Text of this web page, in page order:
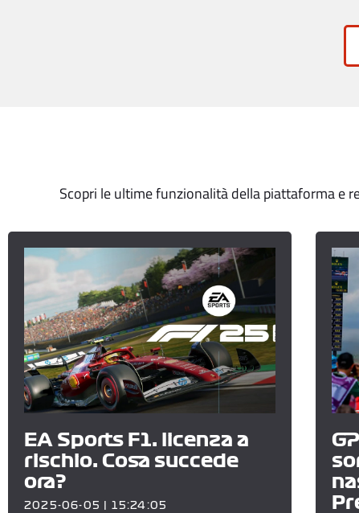
Scopri le ultime funzionalità della piattaforma e
EA Sports F1: licenza a
rischio. Cosa succede
ora?
2025-06-05 15:24:05